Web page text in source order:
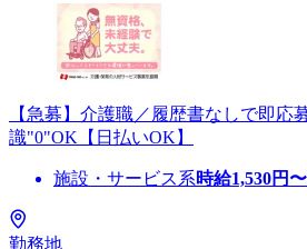
【急募】介護職／履歴書なしで即応
識"0"OK【日払いOK】
施設・サービス系時給1,530円〜
勤務地